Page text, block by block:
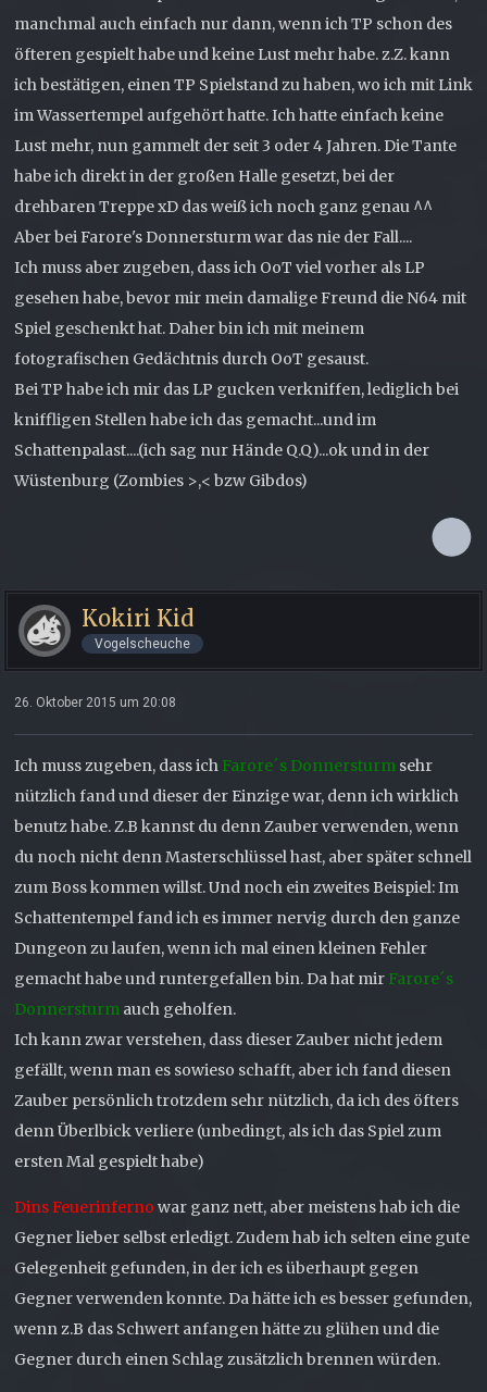
manchmal auch einfach nur dann, wenn ich TP schon des
öfteren gespielt habe und keine Lust mehr habe. z.Z. kann
ich bestätigen, einen TP Spielstand zu haben, wo ich mit Link
im Wassertempel aufgehört hatte. Ich hatte einfach keine
Lust mehr, nun gammelt der seit 3 oder 4 Jahren. Die Tante
habe ich direkt in der großen Halle gesetzt, bei der
drehbaren Treppe xD das weiß ich noch ganz genau ^^
Aber bei Farore's Donnersturm war das nie der Fall....
Ich muss aber zugeben, dass ich OoT viel vorher als LP
gesehen habe, bevor mir mein damalige Freund die N64 mit
Spiel geschenkt hat. Daher bin ich mit meinem
fotografischen Gedächtnis durch OoT gesaust.
Bei TP habe ich mir das LP gucken verkniffen, lediglich bei
kniffligen Stellen habe ich das gemacht...und im
Schattenpalast....(ich sag nur Hände Q.Q)...ok und in der
Wüstenburg (Zombies >,< bzw Gibdos)
Kokiri Kid
Vogelscheuche
26. Oktober 2015 um 20:08
Ich muss zugeben, dass ich Farore´s Donnersturm sehr
nützlich fand und dieser der Einzige war, denn ich wirklich
benutz habe. Z.B kannst du denn Zauber verwenden, wenn
du noch nicht denn Masterschlüssel hast, aber später schnell
zum Boss kommen willst. Und noch ein zweites Beispiel: Im
Schattentempel fand ich es immer nervig durch den ganze
Dungeon zu laufen, wenn ich mal einen kleinen Fehler
gemacht habe und runtergefallen bin. Da hat mir Farore´s
Donnersturm auch geholfen.
Ich kann zwar verstehen, dass dieser Zauber nicht jedem
gefällt, wenn man es sowieso schafft, aber ich fand diesen
Zauber persönlich trotzdem sehr nützlich, da ich des öfters
denn Überlbick verliere (unbedingt, als ich das Spiel zum
ersten Mal gespielt habe)
Dins Feuerinferno war ganz nett, aber meistens hab ich die
Gegner lieber selbst erledigt. Zudem hab ich selten eine gute
Gelegenheit gefunden, in der ich es überhaupt gegen
Gegner verwenden konnte. Da hätte ich es besser gefunden,
wenn z.B das Schwert anfangen hätte zu glühen und die
Gegner durch einen Schlag zusätzlich brennen würden.